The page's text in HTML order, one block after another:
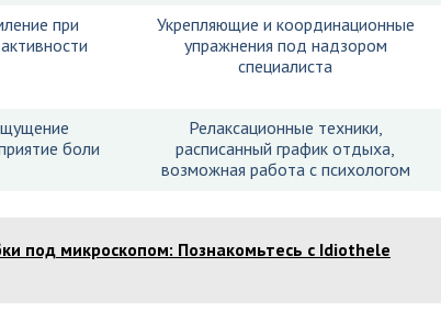
при
Укрепляющие и координационные
упражнения под надзором
специалиста
боли
Релаксационные техники,
расписанный график отдыха,
возможная работа с психологом
под микроскопом: Познакомьтесь с Idiothele